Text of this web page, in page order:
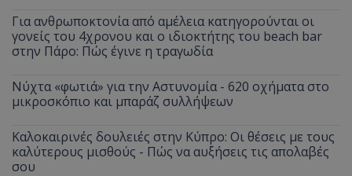
Για ανθρωποκτονία από αμέλεια κατηγορούνται οι
γονείς του 4χρονου και ο ιδιοκτήτης του beach bar
στην Πάρο: Πώς έγινε η τραγωδία
Νύχτα «φωτιά» για την Αστυνομία - 620 οχήματα στο
μικροσκόπιο και μπαράζ συλλήψεων
Καλοκαιρινές δουλειές στην Κύπρο: Οι θέσεις με τους
καλύτερους μισθούς - Πώς να αυξήσεις τις απολαβές
σου